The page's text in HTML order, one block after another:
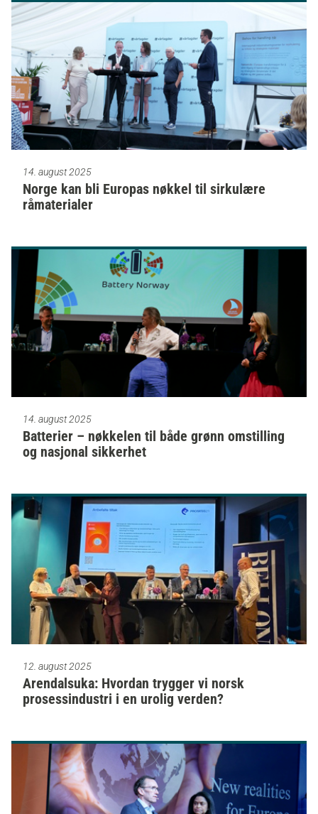
14. august 2025
Norge kan bli Europas nøkkel til sirkulære
råmaterialer
14. august 2025
Batterier – nøkkelen til både grønn omstilling
og nasjonal sikkerhet
12. august 2025
Arendalsuka: Hvordan trygger vi norsk
prosessindustri i en urolig verden?